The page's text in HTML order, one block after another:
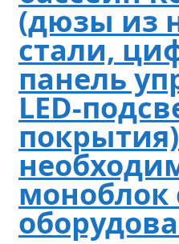
(дюзы из
стали,
панель
LED-
моноблок